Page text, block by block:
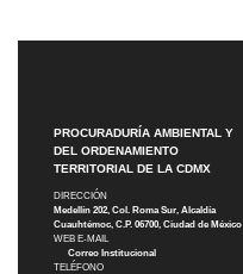
PROCURADURÍA AMBIENTAL Y
DEL ORDENAMIENTO
TERRITORIAL DE LA CDMX
DIRECCIÓN
Medellín 202, Col. Roma Sur, Alcaldía
Cuauhtémoc, C.P. 06700, Ciudad de México
WEB E-MAIL
Correo Institucional
TELÉFONO